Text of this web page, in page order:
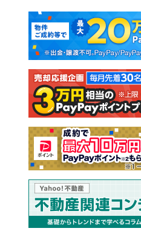
新築マンション
新築一戸建て
注文住宅
売却査定
マンションカタログ